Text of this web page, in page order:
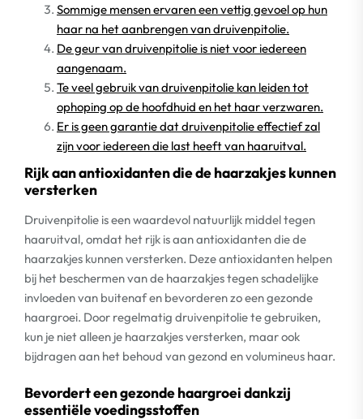
Sommige mensen ervaren een vettig gevoel op hun
haar na het aanbrengen van druivenpitolie.
De geur van druivenpitolie is niet voor iedereen
aangenaam.
Te veel gebruik van druivenpitolie kan leiden tot
ophoping op de hoofdhuid en het haar verzwaren.
Er is geen garantie dat druivenpitolie effectief zal
zijn voor iedereen die last heeft van haaruitval.
Rijk aan antioxidanten die de haarzakjes kunnen
versterken
Druivenpitolie is een waardevol natuurlijk middel tegen
haaruitval, omdat het rijk is aan antioxidanten die de
haarzakjes kunnen versterken. Deze antioxidanten helpen
bij het beschermen van de haarzakjes tegen schadelijke
invloeden van buitenaf en bevorderen zo een gezonde
haargroei. Door regelmatig druivenpitolie te gebruiken,
kun je niet alleen je haarzakjes versterken, maar ook
bijdragen aan het behoud van gezond en volumineus haar.
Bevordert een gezonde haargroei dankzij
essentiële voedingsstoffen